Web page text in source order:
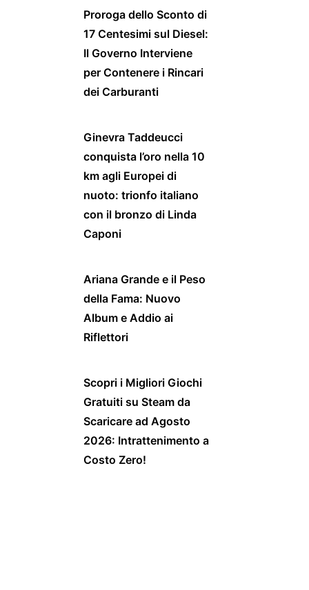
Proroga dello Sconto di
17 Centesimi sul Diesel:
Il Governo Interviene
per Contenere i Rincari
dei Carburanti
Ginevra Taddeucci
conquista l’oro nella 10
km agli Europei di
nuoto: trionfo italiano
con il bronzo di Linda
Caponi
Ariana Grande e il Peso
della Fama: Nuovo
Album e Addio ai
Riflettori
Scopri i Migliori Giochi
Gratuiti su Steam da
Scaricare ad Agosto
2026: Intrattenimento a
Costo Zero!